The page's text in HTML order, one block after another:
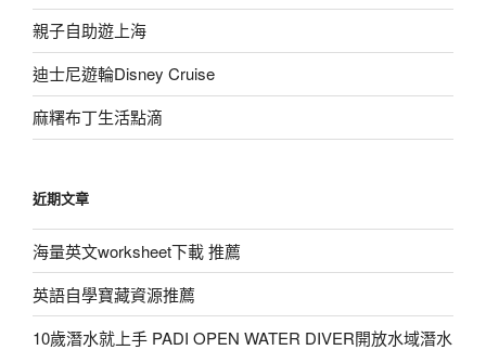
親子自助遊上海
迪士尼遊輪Disney Cruise
麻糬布丁生活點滴
近期文章
海量英文worksheet下載 推薦
英語自學寶藏資源推薦
10歲潛水就上手 PADI OPEN WATER DIVER開放水域潛水